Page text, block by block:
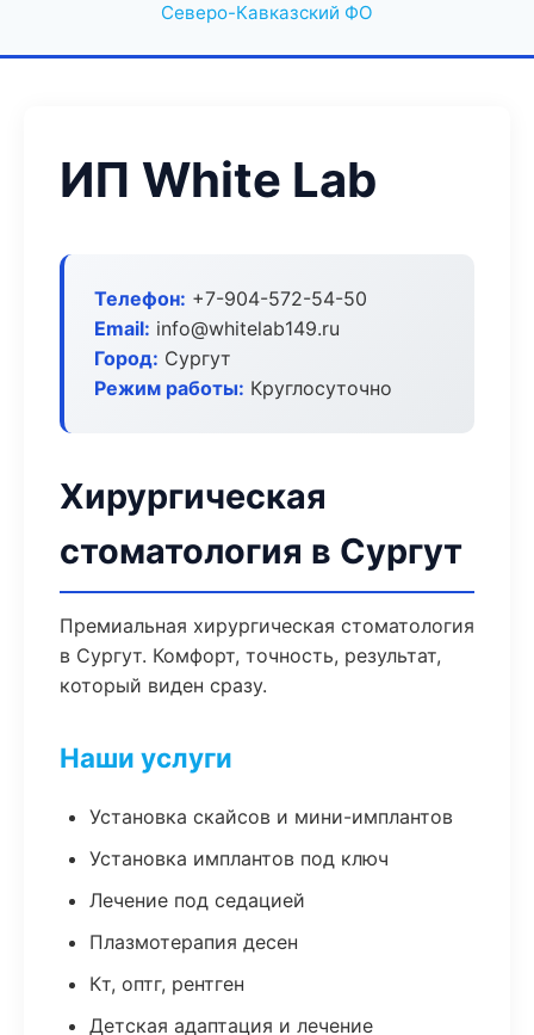
Северо-Кавказский ФО
ИП White Lab
Телефон: +7-904-572-54-50
Email: info@whitelab149.ru
Город: Сургут
Режим работы: Круглосуточно
Хирургическая
стоматология в Сургут
Премиальная хирургическая стоматология
в Сургут. Комфорт, точность, результат,
который виден сразу.
Наши услуги
Установка скайсов и мини-имплантов
Установка имплантов под ключ
Лечение под седацией
Плазмотерапия десен
Кт, оптг, рентген
Детская адаптация и лечение